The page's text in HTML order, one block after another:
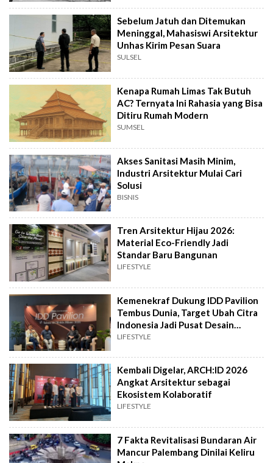
Sebelum Jatuh dan Ditemukan
Meninggal, Mahasiswi Arsitektur
Unhas Kirim Pesan Suara
SULSEL
Kenapa Rumah Limas Tak Butuh
AC? Ternyata Ini Rahasia yang Bisa
Ditiru Rumah Modern
SUMSEL
Akses Sanitasi Masih Minim,
Industri Arsitektur Mulai Cari
Solusi
BISNIS
Tren Arsitektur Hijau 2026:
Material Eco-Friendly Jadi
Standar Baru Bangunan
LIFESTYLE
Kemenekraf Dukung IDD Pavilion
Tembus Dunia, Target Ubah Citra
Indonesia Jadi Pusat Desain
Global
LIFESTYLE
Kembali Digelar, ARCH:ID 2026
Angkat Arsitektur sebagai
Ekosistem Kolaboratif
LIFESTYLE
7 Fakta Revitalisasi Bundaran Air
Mancur Palembang Dinilai Keliru